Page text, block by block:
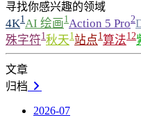
寻找你感兴趣的领域
4K1AI 绘画1Action 5 Pro2
殊字符1秋天1站点1算法12
文章
归档
2026-07